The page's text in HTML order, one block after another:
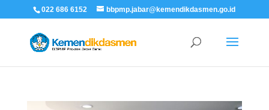
022 686 6152 bbpmp.jabar@kemendikdasmen.go.id